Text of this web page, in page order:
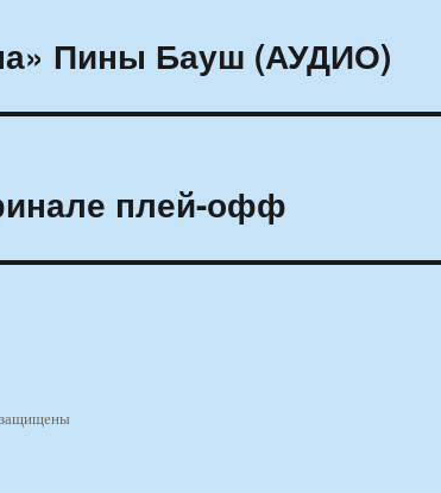
Пины Бауш (АУДИО)
плей-офф